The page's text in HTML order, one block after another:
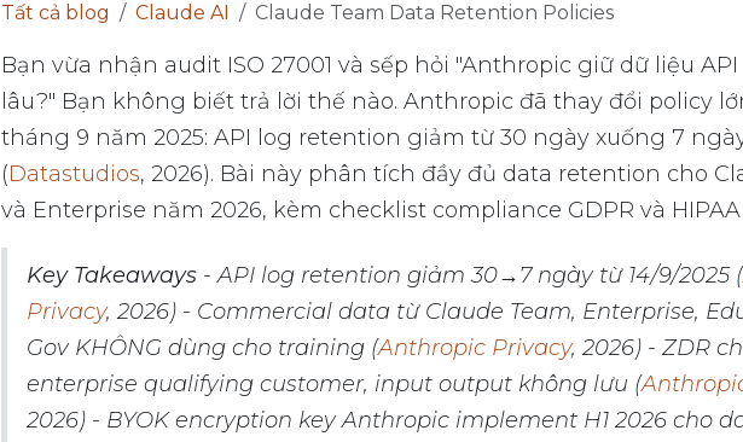
Tất cả blog Claude AI Claude Team Data Retention Policies
Bạn vừa nhận audit ISO 27001 và sếp hỏi "Anthropic giữ dữ liệu
lâu?" Bạn không biết trả lời thế nào. Anthropic đã thay đổi policy
tháng 9 năm 2025: API log retention giảm từ 30 ngày xuống 7
(Datastudios, 2026). Bài này phân tích đầy đủ data retention cho
và Enterprise năm 2026, kèm checklist compliance GDPR và HIPAA.
Key Takeaways - API log retention giảm 30→7 ngày từ 14/9/2025 (
Privacy, 2026) - Commercial data từ Claude Team, Enterprise,
Gov KHÔNG dùng cho training (Anthropic Privacy, 2026) - ZDR
enterprise qualifying customer, input output không lưu (
2026) - BYOK encryption key Anthropic implement H1 2026 cho